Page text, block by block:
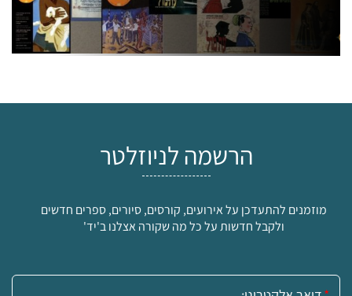
הרשמה לניוזלטר
מוזמנים להתעדכן על אירועים, קורסים, סיורים, ספרים חדשים
ולקבל חדשות על כל מה שקורה אצלנו ב'יד'
אימייל: